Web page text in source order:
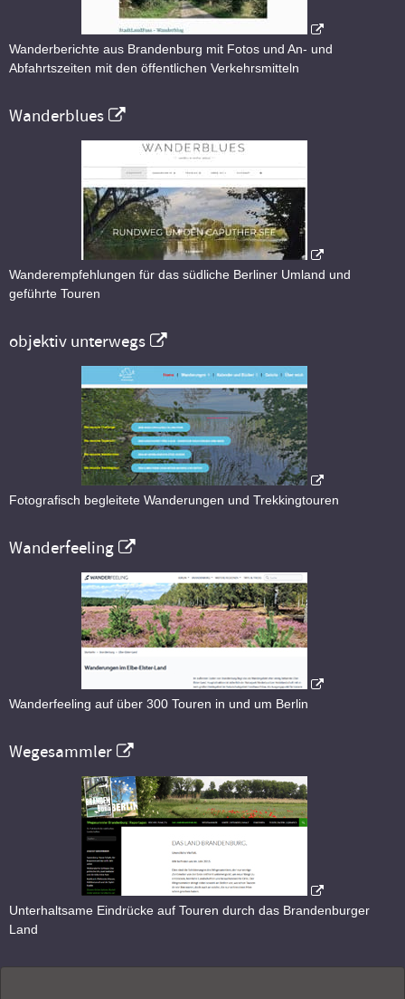
Wanderberichte aus Brandenburg mit Fotos und An- und
Abfahrtszeiten mit den öffentlichen Verkehrsmitteln
Wanderblues
Wanderempfehlungen für das südliche Berliner Umland und
geführte Touren
objektiv unterwegs
Fotografisch begleitete Wanderungen und Trekkingtouren
Wanderfeeling
Wanderfeeling auf über 300 Touren in und um Berlin
Wegesammler
Unterhaltsame Eindrücke auf Touren durch das Brandenburger
Land